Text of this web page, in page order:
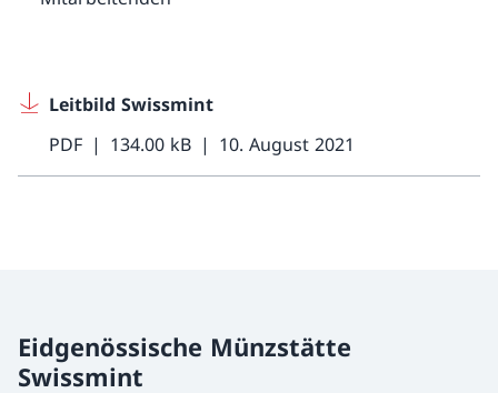
Leitbild Swissmint
PDF
134.00 kB 10. August 2021
Eidgenössische Münzstätte
Swissmint